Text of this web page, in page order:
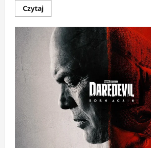
CzytajDowiedz
się
o
NEWS:
Zapomnijcie
Iron
Fiście
czas
Colleen
Wing!